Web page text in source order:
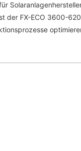
der FX-ECO 3600-